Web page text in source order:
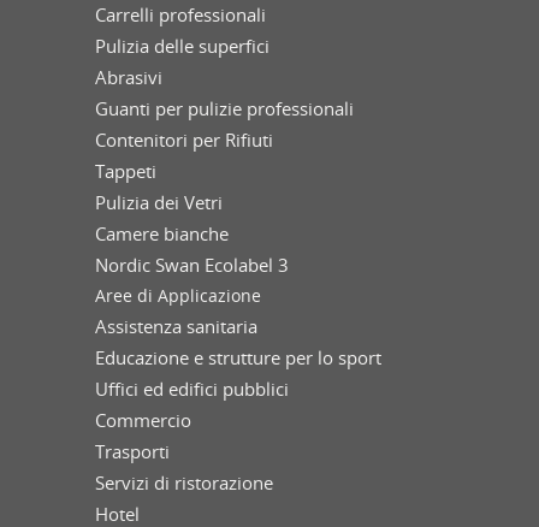
Carrelli professionali
Pulizia delle superfici
Abrasivi
Guanti per pulizie professionali
Contenitori per Rifiuti
Tappeti
Pulizia dei Vetri
Camere bianche
Nordic Swan Ecolabel 3
Aree di Applicazione
Assistenza sanitaria
Educazione e strutture per lo sport
Uffici ed edifici pubblici
Commercio
Trasporti
Servizi di ristorazione
Hotel